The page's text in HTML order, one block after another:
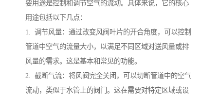
要用途是控制和调节空气的流动。具体来说，它的核心
用途包括以下几点：
1. 调节风量：通过改变风阀叶片的开合角度，可以控制
管道中空气的流量大小，以满足不同区域对送风量或排
风量的需求。这是基本和常见的功能。
2. 截断气流：将风阀完全关闭，可以切断管道中的空气
流动，类似于水管上的阀门。这在需要对特定区域或设